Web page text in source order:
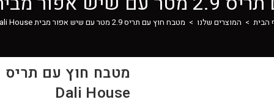
הבית > המוצרים שלנו > מטבח חוץ עם תריס 2.9 מטר עם שיש אפור מבית Dali House
Dali House